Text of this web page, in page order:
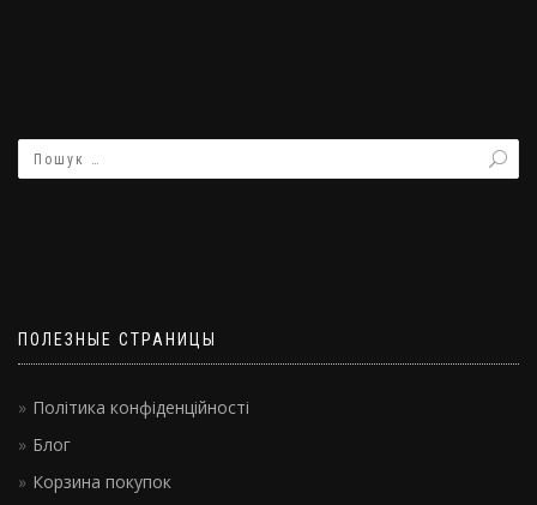
ПОЛЕЗНЫЕ СТРАНИЦЫ
Політика конфіденційності
Блог
Корзина покупок